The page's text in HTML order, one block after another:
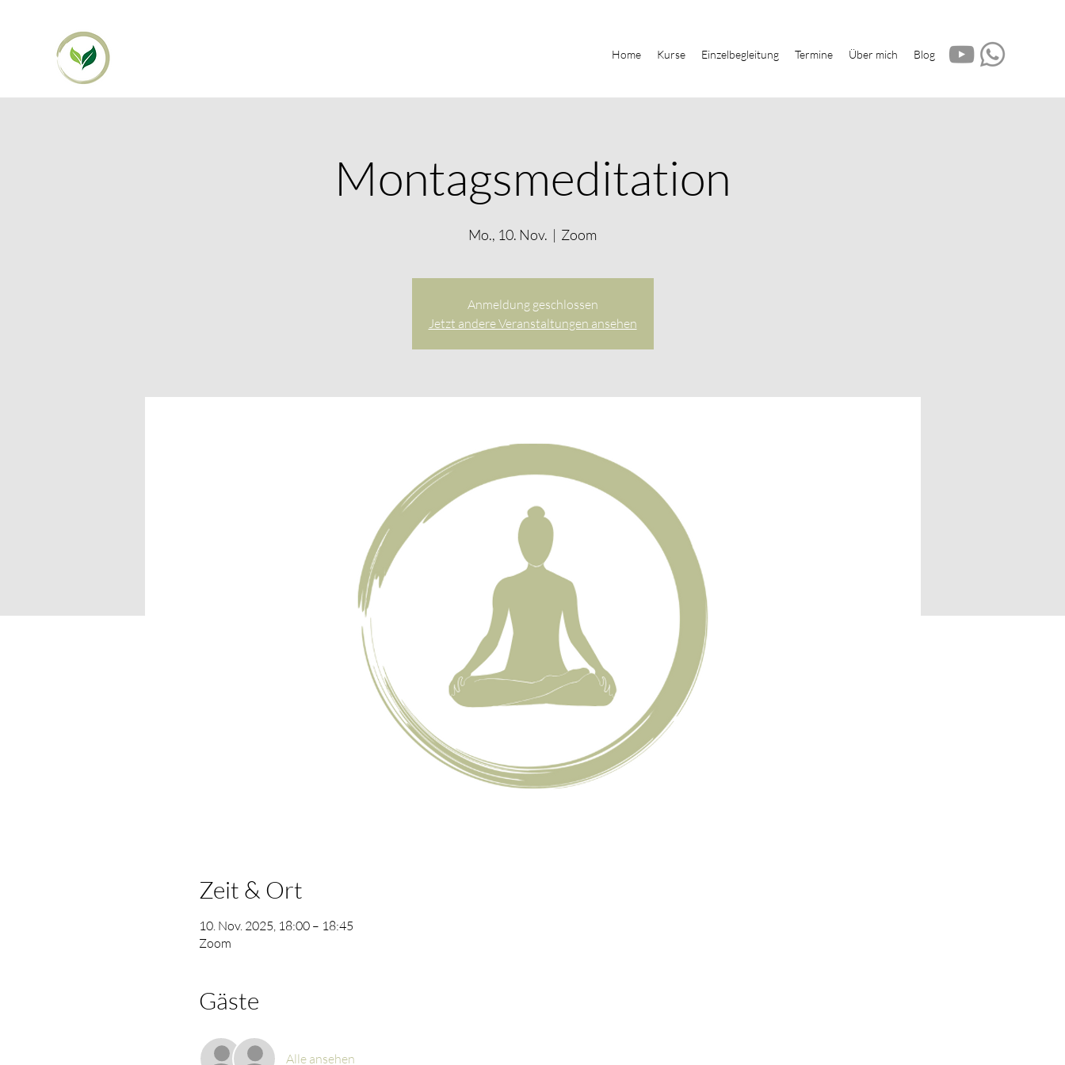
Home Kurse Einzelbegleitung Termine Über mich Blog
Montagsmeditation
Mo., 10. Nov.
  |
Zoom
Anmeldung geschlossen
Jetzt andere Veranstaltungen ansehen
Zeit & Ort
10. Nov. 2025, 18:00 – 18:45
Zoom
Gäste
Alle ansehen